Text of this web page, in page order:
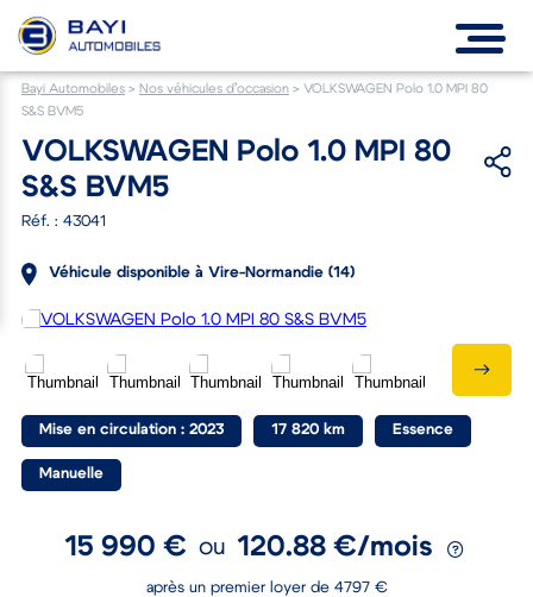
Bayi Automobiles> Nos véhicules d’occasion> VOLKSWAGEN Polo 1.0 MPI 80
S&S BVM5
VOLKSWAGEN Polo 1.0 MPI 80
S&S BVM5
Réf. : 43041
Véhicule disponible à Vire-Normandie (14)
Mise en circulation : 2023 17 820 km Essence
Manuelle
15 990 € ou 120.88 €/mois
après un premier loyer de 4797 €